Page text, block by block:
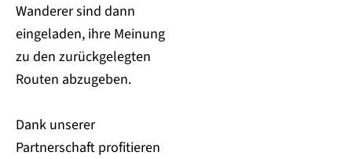
Wanderer sind dann
eingeladen, ihre Meinung
zu den zurückgelegten
Routen abzugeben.
Dank unserer
Partnerschaft profitieren